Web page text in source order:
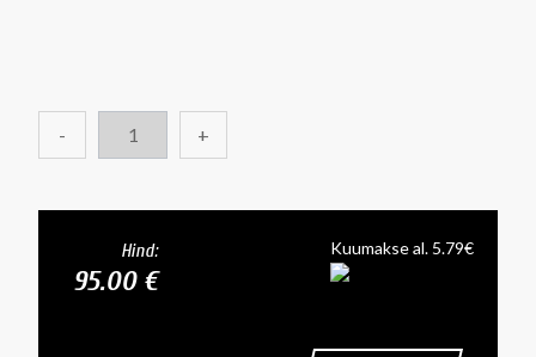
- +
Hind:
95.00 €
Kuumakse al. 5.79€